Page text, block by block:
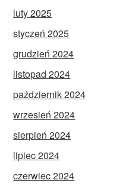
luty 2025
styczeń 2025
grudzień 2024
listopad 2024
październik 2024
wrzesień 2024
sierpień 2024
lipiec 2024
czerwiec 2024